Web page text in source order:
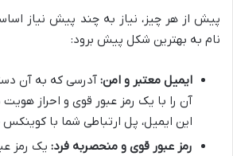
پیش از هر چیز، نیاز به چند پیش نیاز
نام به بهترین شکل پیش برود:
ایمیل معتبر و امن: آدرسی که به آن
آن را با یک رمز عبور قوی و احراز هویت
این ایمیل، پل ارتباطی شما با
رمز عبور قوی و منحصربه فرد: یک رمز